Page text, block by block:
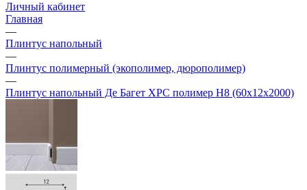
Личный кабинет
Главная
—
Плинтус напольный
—
Плинтус полимерный (экополимер, дюрополимер)
—
Плинтус напольный Де Багет XPC полимер H8 (60х12х2000)